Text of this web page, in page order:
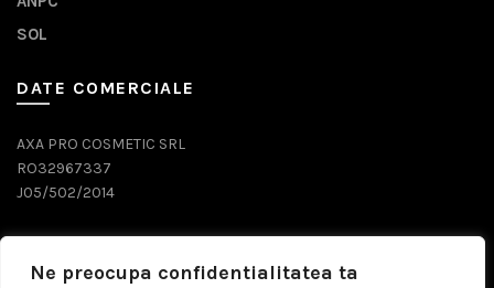
Ne preocupa confidentialitatea ta
SOL
DATE COMERCIALE
AXA PRO COSMETIC SRL
RO32967337
J05/502/2014